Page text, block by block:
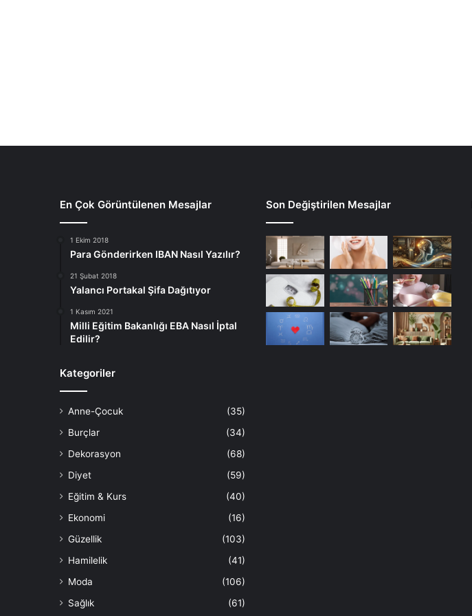
En Çok Görüntülenen Mesajlar
1 Ekim 2018
Para Gönderirken IBAN Nasıl Yazılır?
21 Şubat 2018
Yalancı Portakal Şifa Dağıtıyor
1 Kasım 2021
Milli Eğitim Bakanlığı EBA Nasıl İptal
Edilir?
Kategoriler
Anne-Çocuk
(35)
Burçlar
(34)
Dekorasyon
(68)
Diyet
(59)
Eğitim & Kurs
(40)
Ekonomi
(16)
Güzellik
(103)
Hamilelik
(41)
Moda
(106)
Sağlık
(61)
Son Değiştirilen Mesajlar